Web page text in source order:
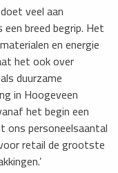
veel aan
een breed begrip. Het
en energie
het ook over
duurzame
in Hoogeveen
het begin een
ons personeelsaantal
retail de grootste